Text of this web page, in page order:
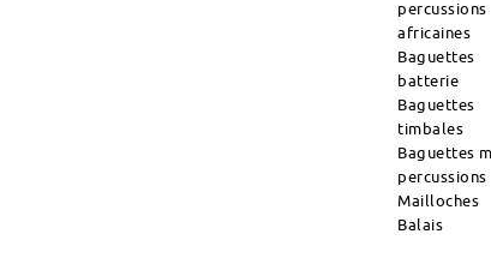
percussions
africaines
Baguettes
batterie
Baguettes
timbales
Baguettes
percussions
Mailloches
Balais